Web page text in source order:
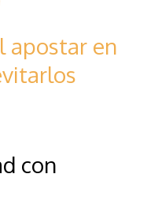
apostar en
con